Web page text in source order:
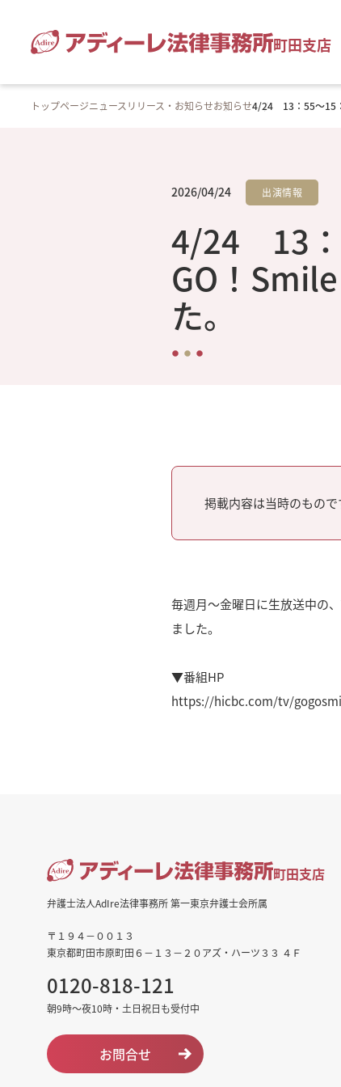
町田支店
トップページニュースリリース・お知らせお知らせ4/24 13：55～15
2026/04/24 出演情報
4/24 13：
GO！
た。
掲載内容は当時のもので
毎週月～金曜日に生放送中の
ました。
▼番組HP
https://hicbc.com/tv/
町田支店
弁護士法人AdIre法律事務所 第一東京弁護士会所属
〒１９４－００１３
東京都町田市原町田６－１３－２０アズ・ハーツ３３ ４Ｆ
0120-818-121
朝9時～夜10時・土日祝日も受付中
お問合せ